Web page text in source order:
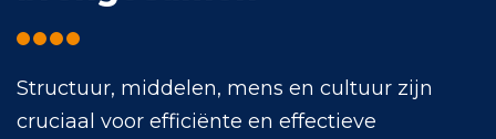
Structuur, middelen, mens en cultuur zijn
cruciaal voor efficiënte en effectieve